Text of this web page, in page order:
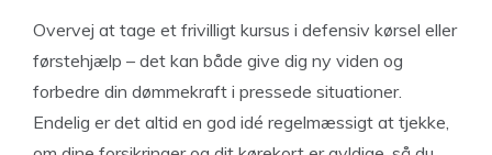
Overvej at tage et frivilligt kursus i defensiv kørsel eller
førstehjælp – det kan både give dig ny viden og
forbedre din dømmekraft i pressede situationer.
Endelig er det altid en god idé regelmæssigt at tjekke,